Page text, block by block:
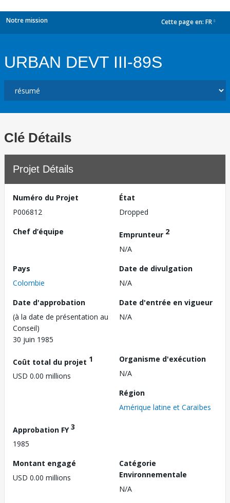
Notre mission Cette page en: FR
URBAN DEVT III-89S
Clé Détails
Projet Détails
Numéro du Projet
P006812
État
Dropped
Chef d’équipe
Emprunteur 2
N/A
Pays
Colombie
Date de divulgation
N/A
Date d'approbation
(à la date de présentation au
Conseil)
30 juin 1985
Date d'entrée en vigueur
N/A
Coût total du projet 1
USD 0.00 millions
Organisme d'exécution
N/A
Région
Amérique latine et Caraïbes
Approbation FY3
1985
Montant engagé
USD 0.00 millions
Catégorie
Environnementale
N/A